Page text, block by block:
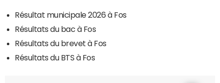
Résultat municipale 2026 à Fos
Résultats du bac à Fos
Résultats du brevet à Fos
Résultats du BTS à Fos